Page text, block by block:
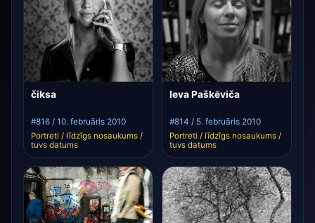
čiksa
#816 / 10. februāris 2010
Portreti / līdzīgs nosaukums /
tuvs datums
Ieva Paškēviča
#814 / 5. februāris 2010
Portreti / līdzīgs nosaukums /
tuvs datums